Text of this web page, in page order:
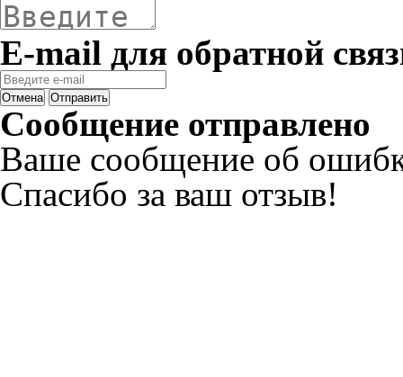
E-mail для обратной
Отмена Отправить
Сообщение отправлено
Ваше сообщение об
Спасибо за ваш отзыв!